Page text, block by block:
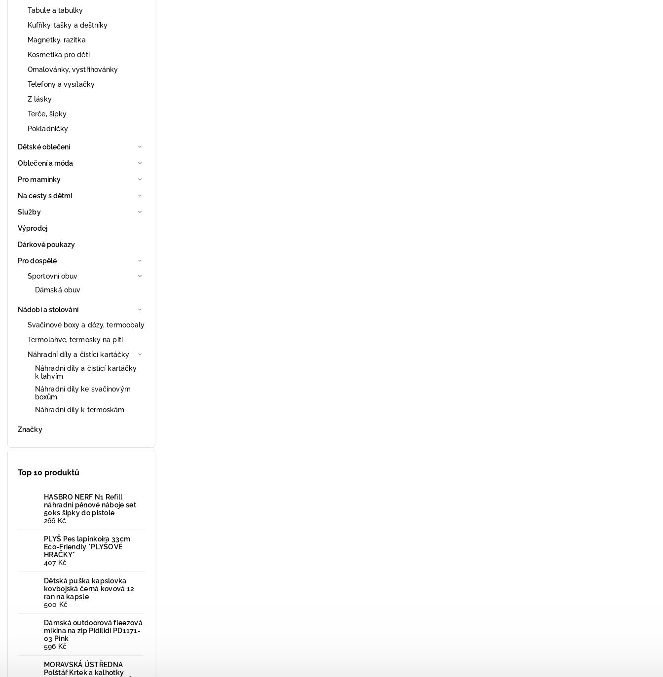
Tabule a tabulky
Kufříky, tašky a deštníky
Magnetky, razítka
Kosmetika pro děti
Omalovánky, vystřihovánky
Telefony a vysílačky
Z lásky
Terče, šipky
Pokladničky
Dětské oblečení
Oblečení a móda
Pro maminky
Na cesty s dětmi
Služby
Výprodej
Dárkové poukazy
Pro dospělé
Sportovní obuv
Dámská obuv
Nádobí a stolování
Svačinové boxy a dózy, termoobaly
Termolahve, termosky na pití
Náhradní díly a čistící kartáčky
Náhradní díly a čistící kartáčky
k lahvím
Náhradní díly ke svačinovým
boxům
Náhradní díly k termoskám
Značky
Top 10 produktů
HASBRO NERF N1 Refill
náhradní pěnové náboje set
50ks šipky do pistole
266 Kč
PLYŠ Pes lapinkoira 33cm
Eco-Friendly *PLYŠOVÉ
HRAČKY*
407 Kč
Dětská puška kapslovka
kovbojská černá kovová 12
ran na kapsle
500 Kč
Dámská outdoorová fleezová
mikina na zip Pidilidi PD1171-
03 Pink
596 Kč
MORAVSKÁ ÚSTŘEDNA
Polštář Krtek a kalhotky